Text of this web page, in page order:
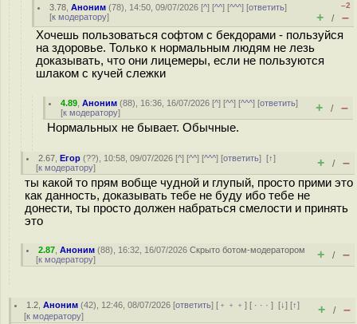
3.78 ,Аноним (78), 14:50, 09/07/2026 [^] [^^] [^^^] [ответить]
[к модератору]
–2
+ / –
Хочешь пользоваться софтом с бекдорами - пользуйся
на здоровье. Только к нормальным людям не лезь
доказывать, что они лицемеры, если не пользуются
шлаком с кучей слежки
4.89 ,Аноним (88), 16:36, 16/07/2026 [^] [^^] [^^^] [ответить]
[к модератору] + / –
Нормальных не бывает. Обычные.
2.67 ,Егор (??), 10:58, 09/07/2026 [^] [^^] [^^^] [ответить][↑]
[к модератору] + / –
ты какой то прям вобще чудной и глупый, просто прими это
как данность, доказывать тебе не буду ибо тебе не
донести, ты просто должен набраться смелости и принять
это
2.87 ,Аноним (88), 16:32, 16/07/2026Скрыто ботом-модератором
[к модератору] + / –
1.2 ,Аноним (42), 12:46, 08/07/2026 [ответить] [ ﹢﹢﹢] [ · · ·][↓] [↑]
[к модератору] + / –